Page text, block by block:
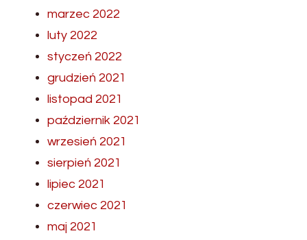
marzec 2022
luty 2022
styczeń 2022
grudzień 2021
listopad 2021
październik 2021
wrzesień 2021
sierpień 2021
lipiec 2021
czerwiec 2021
maj 2021